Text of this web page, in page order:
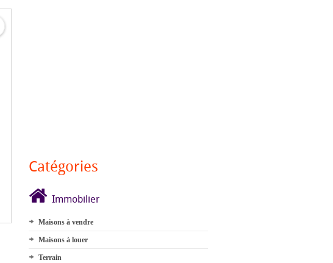
Catégories
Immobilier
Maisons à vendre
Maisons à louer
Terrain